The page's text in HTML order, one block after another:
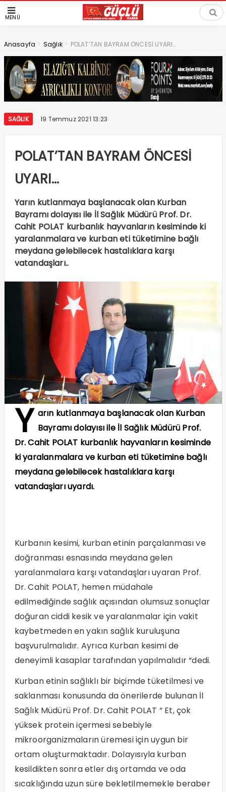
MENÜ
Anasayfa > Sağlık > POLAT’TAN BAYRAM ÖNCESİ UYARI…
SAĞLIK 19 Temmuz 2021 13:23
POLAT’TAN BAYRAM ÖNCESİ
UYARI…
Yarın kutlanmaya başlanacak olan Kurban
Bayramı dolayısı ile İl Sağlık Müdürü Prof. Dr.
Cahit POLAT kurbanlık hayvanların kesiminde ki
yaralanmalara ve kurban eti tüketimine bağlı
meydana gelebilecek hastalıklara karşı
vatandaşları..
Y arın kutlanmaya başlanacak olan Kurban
Bayramı dolayısı ile İl Sağlık Müdürü Prof.
Dr. Cahit POLAT kurbanlık hayvanların kesiminde
ki yaralanmalara ve kurban eti tüketimine bağlı
meydana gelebilecek hastalıklara karşı
vatandaşları uyardı.
Kurbanın kesimi, kurban etinin parçalanması ve
doğranması esnasında meydana gelen
yaralanmalara karşı vatandaşları uyaran Prof.
Dr. Cahit POLAT, hemen müdahale
edilmediğinde sağlık açısından olumsuz sonuçlar
doğuran ciddi kesik ve yaralanmalar için vakit
kaybetmeden en yakın sağlık kuruluşuna
başvurulmalıdır. Ayrıca Kurban kesimi de
deneyimli kasaplar tarafından yapılmalıdır “dedi.
Kurban etinin sağlıklı bir biçimde tüketilmesi ve
saklanması konusunda da önerilerde bulunan İl
Sağlık Müdürü Prof. Dr. Cahit POLAT “ Et, çok
yüksek protein içermesi sebebiyle
mikroorganizmaların üremesi için uygun bir
ortam oluşturmaktadır. Dolayısıyla kurban
kesildikten sonra etler dış ortamda ve oda
sıcaklığında uzun süre bekletilmemekle beraber